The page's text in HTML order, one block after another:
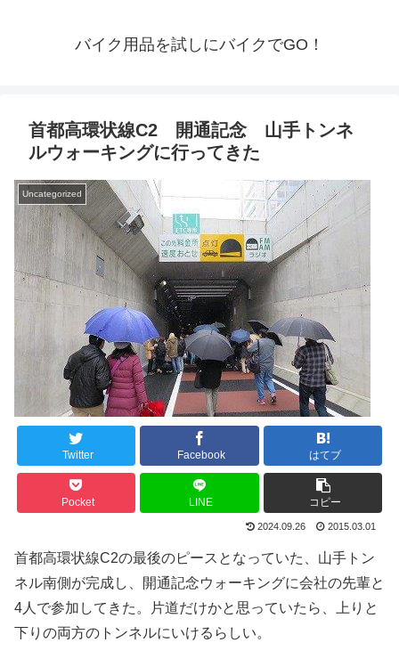
バイク用品を試しにバイクでGO！
首都高環状線C2 開通記念 山手トンネ
ルウォーキングに行ってきた
Uncategorized
Twitter Facebook はてブ
Pocket LINE コピー
2024.09.26 2015.03.01
首都高環状線C2の最後のピースとなっていた、山手トン
ネル南側が完成し、開通記念ウォーキングに会社の先輩と
4人で参加してきた。片道だけかと思っていたら、上りと
下りの両方のトンネルにいけるらしい。